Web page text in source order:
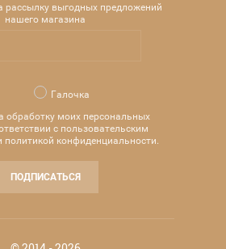
рассылку выгодных предложений
нашего магазина
Галочка
обработку моих персональных
с пользовательским
политикой конфиденциальности.
ПОДПИСАТЬСЯ